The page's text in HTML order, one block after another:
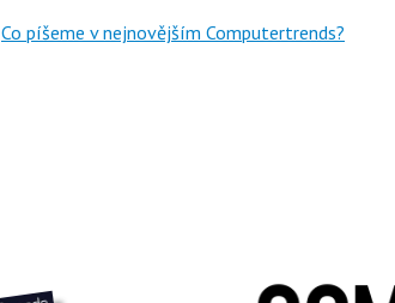
Co píšeme v nejnovějším Computertrends?